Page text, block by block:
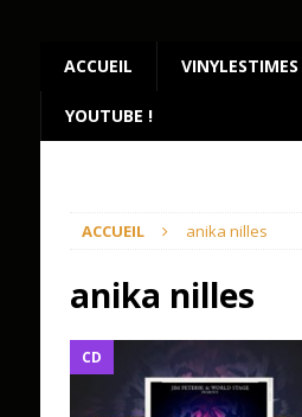
ACCUEIL
YOUTUBE !
ACCUEIL anika nilles
anika nilles
CD